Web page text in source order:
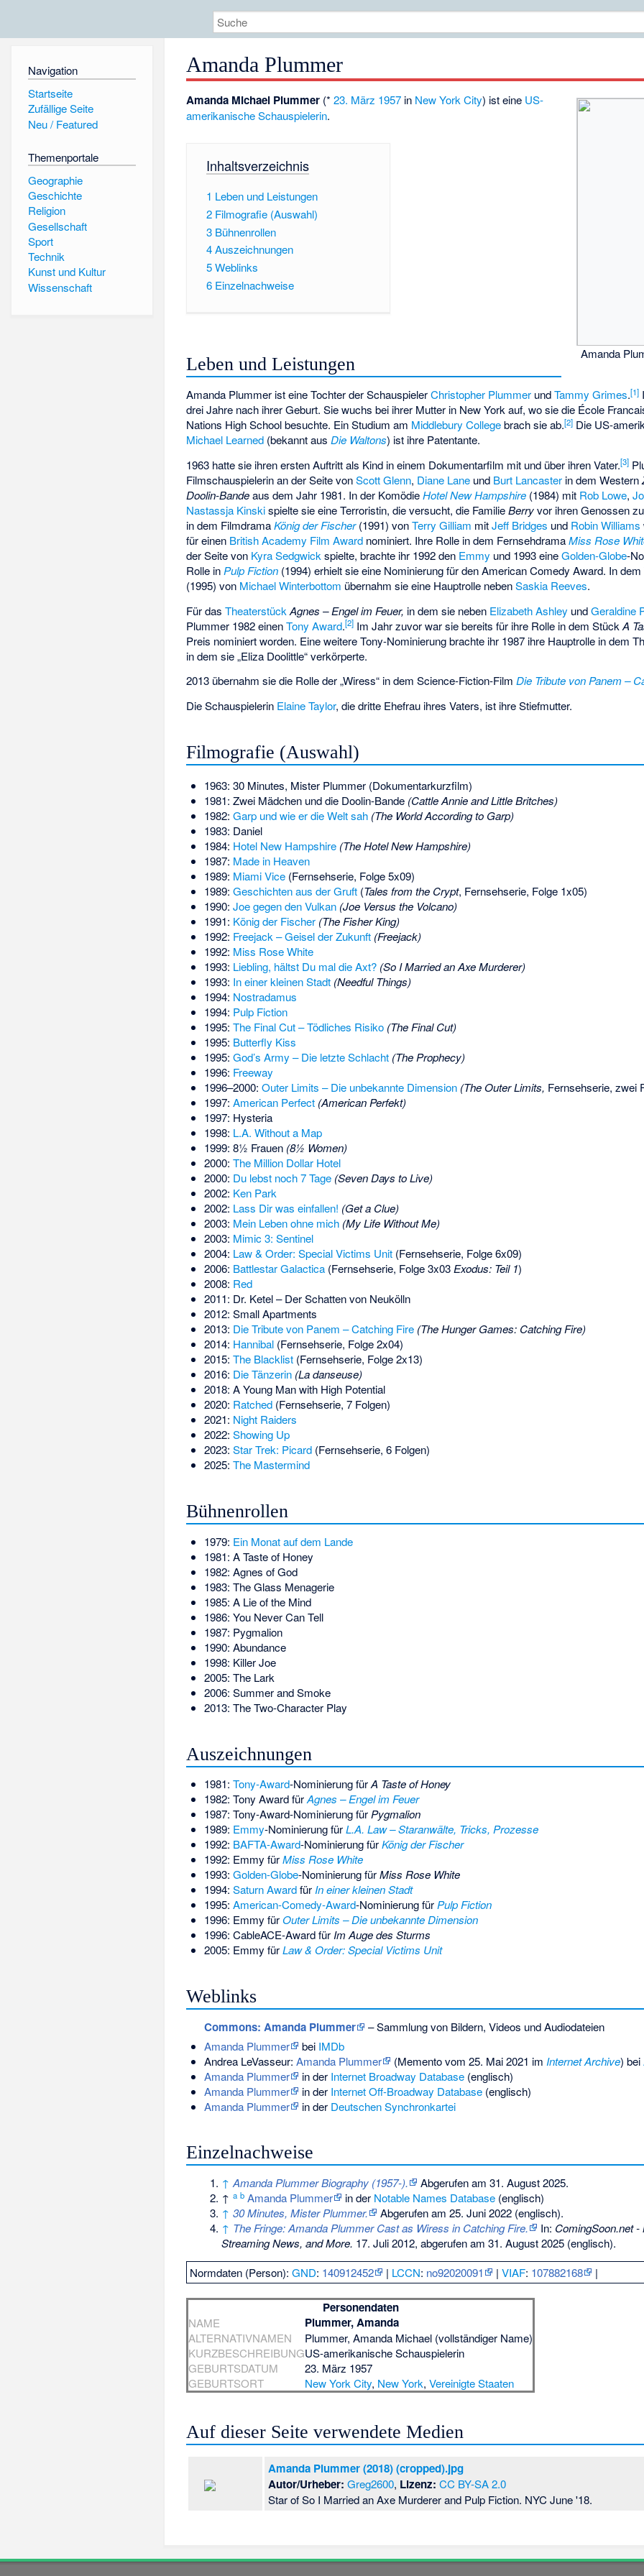
Navigation
Startseite
Zufällige Seite
Neu / Featured
Themenportale
Geographie
Geschichte
Religion
Gesellschaft
Sport
Technik
Kunst und Kultur
Wissenschaft
Amanda Plummer
Amanda
Amanda Michael Plummer (*23. März 1957 in New York City) ist eine US-
amerikanische Schauspielerin.
Inhaltsverzeichnis
1 Leben und Leistungen
2 Filmografie (Auswahl)
3 Bühnenrollen
4Auszeichnungen
5Weblinks
6 Einzelnachweise
Leben und Leistungen
Amanda Plummer ist eine Tochter der SchauspielerChristopher Plummer undTammy Grimes.[1]
drei Jahre nach ihrer Geburt. Sie wuchs bei ihrer Mutter in New York auf, wo sie die École
Nations High School besuchte. Ein Studium am Middlebury Collegebrach sie ab.[2] Die US-
Michael Learned (bekannt ausDie Waltons) ist ihre Patentante.
1963 hatte sie ihren ersten Auftritt als Kind in einem Dokumentarfilm mit und über ihren Vater.[3]
Filmschauspielerin an der Seite vonScott Glenn, Diane Lane und Burt Lancaster in dem Western
Doolin-Bandeaus dem Jahr 1981. In der KomödieHotel New Hampshire (1984) mit Rob Lowe,
Nastassja Kinskispielte sie eine Terroristin, die versucht, die FamilieBerryvor ihren Genossen
in dem FilmdramaKönig der Fischer(1991) vonTerry Gilliam mitJeff Bridges und Robin Williams
für einen British Academy Film Award nominiert. Ihre Rolle in dem FernsehdramaMiss Rose
der Seite von Kyra Sedgwick spielte, brachte ihr 1992 den Emmy und 1993 eineGolden-Globe-
Rolle in Pulp Fiction (1994) erhielt sie eine Nominierung für den American Comedy Award. In
(1995) von Michael Winterbottom übernahm sie eine Hauptrolle nebenSaskia Reeves.
Für dasTheaterstück Agnes – Engel im Feuer, in dem sie neben Elizabeth Ashley undGeraldine
Plummer 1982 einenTony Award.[2] Im Jahr zuvor war sie bereits für ihre Rolle in dem StückA
Preis nominiert worden. Eine weitere Tony-Nominierung brachte ihr 1987 ihre Hauptrolle in dem
in dem sie „Eliza Doolittle“ verkörperte.
2013 übernahm sie die Rolle der „Wiress“ in dem Science-Fiction-FilmDie Tribute von Panem –
Die Schauspielerin Elaine Taylor, die dritte Ehefrau ihres Vaters, ist ihre Stiefmutter.
Filmografie (Auswahl)
1963: 30 Minutes, Mister Plummer (Dokumentarkurzfilm)
1981: Zwei Mädchen und die Doolin-Bande (Cattle Annie and Little Britches)
1982: Garp und wie er die Welt sah (The World According to Garp)
1983: Daniel
1984: Hotel New Hampshire (The Hotel New Hampshire)
1987: Made in Heaven
1989: Miami Vice(Fernsehserie, Folge 5x09)
1989: Geschichten aus der Gruft(Tales from the Crypt, Fernsehserie, Folge 1x05)
1990: Joe gegen den Vulkan (Joe Versus the Volcano)
1991: König der Fischer (The Fisher King)
1992: Freejack – Geisel der Zukunft (Freejack)
1992: Miss Rose White
1993: Liebling, hältst Du mal die Axt? (So I Married an Axe Murderer)
1993: In einer kleinen Stadt (Needful Things)
1994: Nostradamus
1994: Pulp Fiction
1995: The Final Cut – Tödliches Risiko (The Final Cut)
1995: Butterfly Kiss
1995: God’s Army – Die letzte Schlacht (The Prophecy)
1996: Freeway
1996–2000: Outer Limits – Die unbekannte Dimension (The Outer Limits, Fernsehserie, zwei
1997: American Perfect (American Perfekt)
1997: Hysteria
1998: L.A. Without a Map
1999: 8½ Frauen (8½ Women)
2000: The Million Dollar Hotel
2000: Du lebst noch 7 Tage (Seven Days to Live)
2002: Ken Park
2002: Lass Dir was einfallen! (Get a Clue)
2003: Mein Leben ohne mich (My Life Without Me)
2003: Mimic 3: Sentinel
2004: Law & Order: Special Victims Unit(Fernsehserie, Folge 6x09)
2006: Battlestar Galactica(Fernsehserie, Folge 3x03 Exodus: Teil 1)
2008: Red
2011: Dr. Ketel – Der Schatten von Neukölln
2012: Small Apartments
2013: Die Tribute von Panem – Catching Fire (The Hunger Games: Catching Fire)
2014: Hannibal(Fernsehserie, Folge 2x04)
2015: The Blacklist(Fernsehserie, Folge 2x13)
2016: Die Tänzerin (La danseuse)
2018: A Young Man with High Potential
2020: Ratched(Fernsehserie, 7 Folgen)
2021: Night Raiders
2022: Showing Up
2023: Star Trek: Picard(Fernsehserie, 6 Folgen)
2025: The Mastermind
Bühnenrollen
1979: Ein Monat auf dem Lande
1981: A Taste of Honey
1982: Agnes of God
1983: The Glass Menagerie
1985: A Lie of the Mind
1986: You Never Can Tell
1987: Pygmalion
1990: Abundance
1998: Killer Joe
2005: The Lark
2006: Summer and Smoke
2013: The Two-Character Play
Auszeichnungen
1981: Tony-Award-Nominierung fürA Taste of Honey
1982: Tony Award fürAgnes – Engel im Feuer
1987: Tony-Award-Nominierung fürPygmalion
1989: Emmy-Nominierung fürL.A. Law – Staranwälte, Tricks, Prozesse
1992: BAFTA-Award-Nominierung fürKönig der Fischer
1992: Emmy fürMiss Rose White
1993: Golden-Globe-Nominierung fürMiss Rose White
1994: Saturn AwardfürIn einer kleinen Stadt
1995: American-Comedy-Award-Nominierung fürPulp Fiction
1996: Emmy fürOuter Limits – Die unbekannte Dimension
1996: CableACE-Award fürIm Auge des Sturms
2005: Emmy fürLaw & Order: Special Victims Unit
Weblinks
Commons: Amanda Plummer
– Sammlung von Bildern, Videos und Audiodateien
Amanda Plummer
bei IMDb
Andrea LeVasseur: Amanda Plummer (Mementovom 25. Mai 2021 im Internet Archive) bei
Amanda Plummer
in der Internet Broadway Database(englisch)
Amanda Plummer
in der Internet Off-Broadway Database(englisch)
Amanda Plummer
in der Deutschen Synchronkartei
Einzelnachweise
↑ Amanda Plummer Biography (1957-). Abgerufen am 31. August 2025.
↑ a b Amanda Plummer in der Notable Names Database (englisch)
↑ 30 Minutes, Mister Plummer. Abgerufen am 25. Juni 2022 (englisch).
↑ The Fringe: Amanda Plummer Cast as Wiress in Catching Fire. In: ComingSoon.net -
Streaming News, and More. 17. Juli 2012, abgerufen am 31. August 2025 (englisch).
Normdaten (Person):GND: 140912452 | LCCN: no92020091 |VIAF: 107882168 |
Personendaten
NAME Plummer, Amanda
ALTERNATIVNAMEN
Plummer, Amanda Michael (vollständiger Name)
KURZBESCHREIBUNGUS-amerikanische Schauspielerin
GEBURTSDATUM
23. März 1957
GEBURTSORT
New York City, New York,Vereinigte Staaten
Auf dieser Seite verwendete Medien
Amanda Plummer (2018) (cropped).jpg
Autor/Urheber: Greg2600, Lizenz: CC BY-SA 2.0
Star of So I Married an Axe Murderer and Pulp Fiction. NYC June '18.